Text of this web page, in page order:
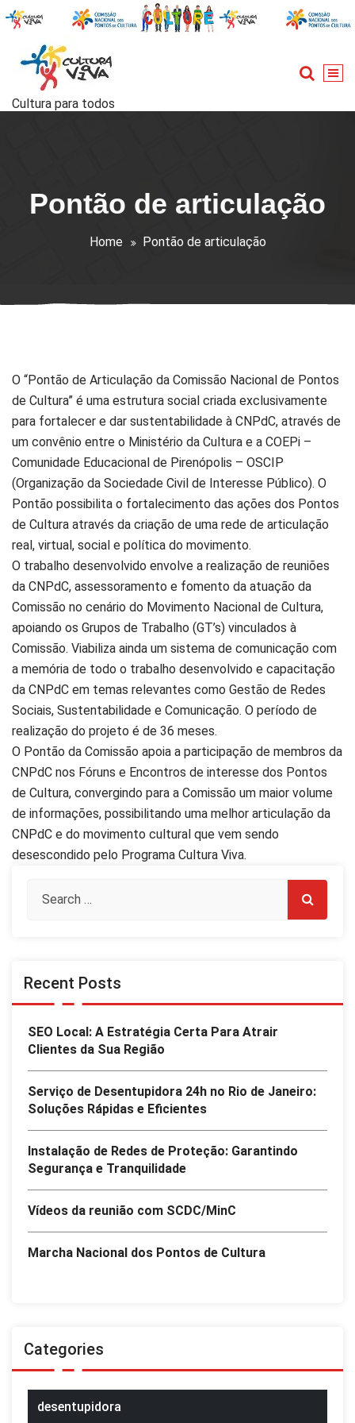
Skip
to
content
Cultura para todos
Pontão de articulação
Home Pontão de articulação
O “Pontão de Articulação da Comissão Nacional de Pontos
de Cultura” é uma estrutura social criada exclusivamente
para fortalecer e dar sustentabilidade à CNPdC, através de
um convênio entre o Ministério da Cultura e a COEPi –
Comunidade Educacional de Pirenópolis – OSCIP
(Organização da Sociedade Civil de Interesse Público). O
Pontão possibilita o fortalecimento das ações dos Pontos
de Cultura através da criação de uma rede de articulação
real, virtual, social e política do movimento.
O trabalho desenvolvido envolve a realização de reuniões
da CNPdC, assessoramento e fomento da atuação da
Comissão no cenário do Movimento Nacional de Cultura,
apoiando os Grupos de Trabalho (GT’s) vinculados à
Comissão. Viabiliza ainda um sistema de comunicação com
a memória de todo o trabalho desenvolvido e capacitação
da CNPdC em temas relevantes como Gestão de Redes
Sociais, Sustentabilidade e Comunicação. O período de
realização do projeto é de 36 meses.
O Pontão da Comissão apoia a participação de membros da
CNPdC nos Fóruns e Encontros de interesse dos Pontos
de Cultura, convergindo para a Comissão um maior volume
de informações, possibilitando uma melhor articulação da
CNPdC e do movimento cultural que vem sendo
desescondido pelo Programa Cultura Viva.
Recent Posts
SEO Local: A Estratégia Certa Para Atrair
Clientes da Sua Região
Serviço de Desentupidora 24h no Rio de Janeiro:
Soluções Rápidas e Eficientes
Instalação de Redes de Proteção: Garantindo
Segurança e Tranquilidade
Vídeos da reunião com SCDC/MinC
Marcha Nacional dos Pontos de Cultura
Categories
desentupidora